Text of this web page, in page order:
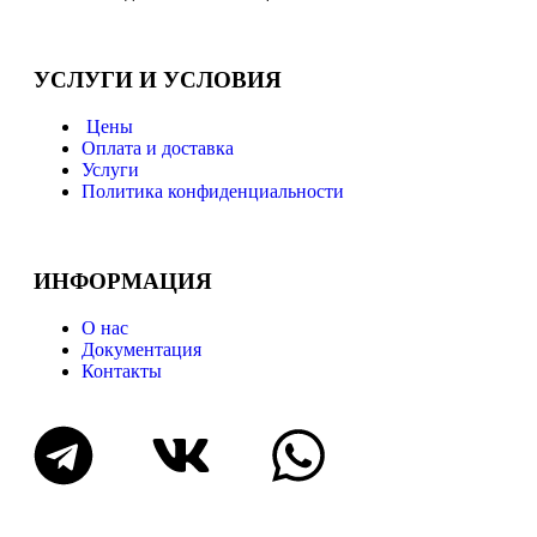
УСЛУГИ И УСЛОВИЯ
Цены
Оплата и доставка
Услуги
Политика конфиденциальности
ИНФОРМАЦИЯ
О нас
Документация
Контакты